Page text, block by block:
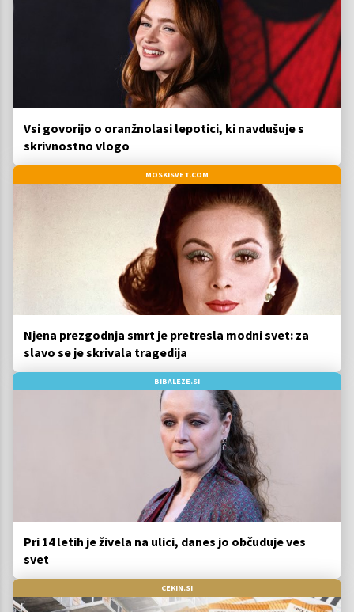
Vsi govorijo o oranžnolasi lepotici, ki navdušuje s
skrivnostno vlogo
MOSKISVET.COM
Njena prezgodnja smrt je pretresla modni svet: za
slavo se je skrivala tragedija
BIBALEZE.SI
Pri 14 letih je živela na ulici, danes jo občuduje ves
svet
CEKIN.SI